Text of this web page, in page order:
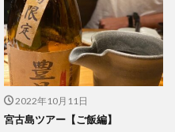
2022年10月11日
宮古島ツアー【ご飯編】